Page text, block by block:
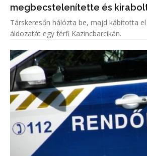
megbecstelenítette és
Társkeresőn hálózta be, majd kábította
áldozatát egy férfi Kazincbarcikán.